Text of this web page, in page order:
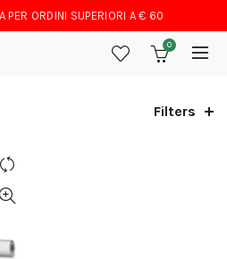
PER ORDINI SUPERIORI A € 60
0
Filters